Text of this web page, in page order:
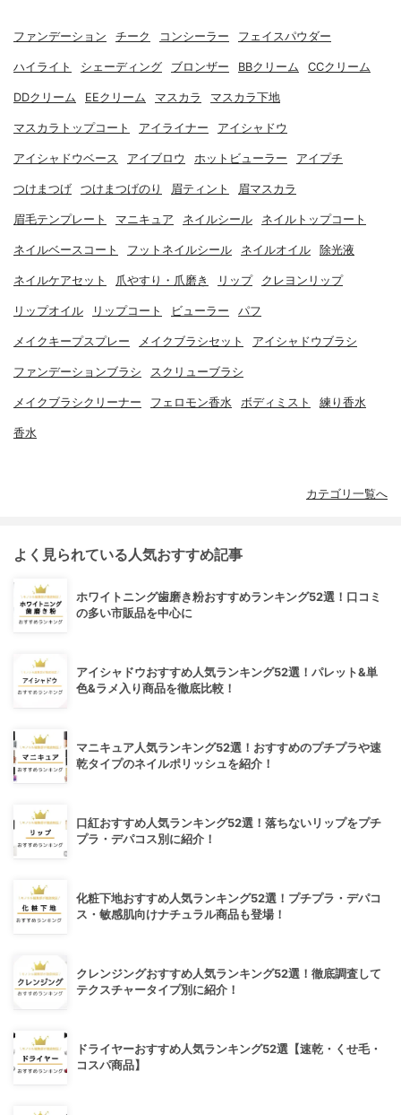
ファンデーション チーク コンシーラー フェイスパウダー
ハイライト シェーディング ブロンザー BBクリーム CCクリーム
DDクリーム EEクリーム マスカラ マスカラ下地
マスカラトップコート アイライナー アイシャドウ
アイシャドウベース アイブロウ ホットビューラー アイプチ
つけまつげ つけまつげのり 眉ティント 眉マスカラ
眉毛テンプレート マニキュア ネイルシール ネイルトップコート
ネイルベースコート フットネイルシール ネイルオイル 除光液
ネイルケアセット 爪やすり・爪磨き リップ クレヨンリップ
リップオイル リップコート ビューラー パフ
メイクキープスプレー メイクブラシセット アイシャドウブラシ
ファンデーションブラシ スクリューブラシ
メイクブラシクリーナー フェロモン香水 ボディミスト 練り香水
香水
カテゴリ一覧へ
よく見られている人気おすすめ記事
ホワイトニング歯磨き粉おすすめランキング52選！口コミ
の多い市販品を中心に
アイシャドウおすすめ人気ランキング52選！パレット&単
色&ラメ入り商品を徹底比較！
マニキュア人気ランキング52選！おすすめのプチプラや速
乾タイプのネイルポリッシュを紹介！
口紅おすすめ人気ランキング52選！落ちないリップをプチ
プラ・デパコス別に紹介！
化粧下地おすすめ人気ランキング52選！プチプラ・デパコ
ス・敏感肌向けナチュラル商品も登場！
クレンジングおすすめ人気ランキング52選！徹底調査して
テクスチャータイプ別に紹介！
ドライヤーおすすめ人気ランキング52選【速乾・くせ毛・
コスパ商品】